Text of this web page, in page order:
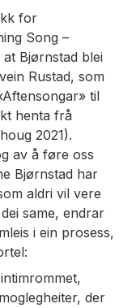
for
Song –
Bjørnstad blei
Rustad, som
til
henta frå
2021).
av å føre oss
Bjørnstad har
aldri vil vere
same, endrar
i ein prosess,
der